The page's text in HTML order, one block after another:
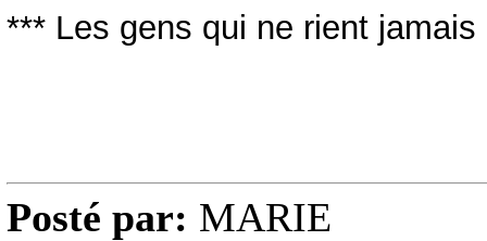
*** Les gens qui ne rient
Posté par: MARIE